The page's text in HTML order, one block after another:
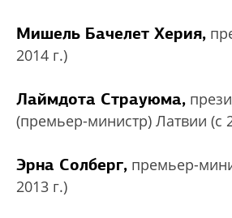
Мишель Бачелет Херия,
2014 г.)
Лаймдота Страуюма,
(премьер-министр) Латвии (с
Эрна Солберг, премьер-
2013 г.)